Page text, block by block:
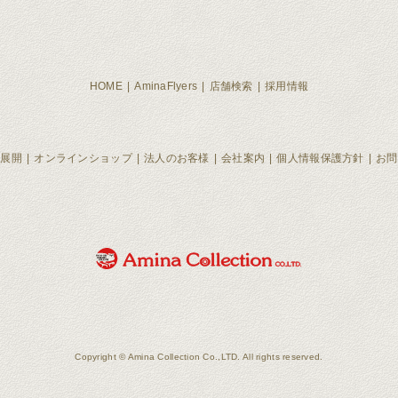
HOME AminaFlyers 店舗検索 採用情報
開 オンラインショップ 法人のお客様 会社案内 個人情報保護方針 お
Copyright © Amina Collection Co.,LTD. All rights reserved.